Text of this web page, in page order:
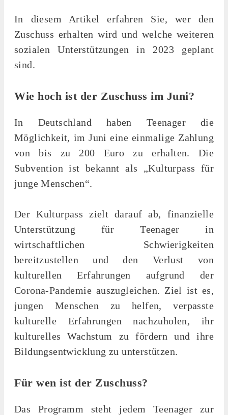
In diesem Artikel erfahren Sie, wer den
Zuschuss erhalten wird und welche weiteren
sozialen Unterstützungen in 2023 geplant
sind.
Wie hoch ist der Zuschuss im Juni?
In Deutschland haben Teenager die
Möglichkeit, im Juni eine einmalige Zahlung
von bis zu 200 Euro zu erhalten. Die
Subvention ist bekannt als „Kulturpass für
junge Menschen“.
Der Kulturpass zielt darauf ab, finanzielle
Unterstützung für Teenager in
wirtschaftlichen Schwierigkeiten
bereitzustellen und den Verlust von
kulturellen Erfahrungen aufgrund der
Corona-Pandemie auszugleichen. Ziel ist es,
jungen Menschen zu helfen, verpasste
kulturelle Erfahrungen nachzuholen, ihr
kulturelles Wachstum zu fördern und ihre
Bildungsentwicklung zu unterstützen.
Für wen ist der Zuschuss?
Das Programm steht jedem Teenager zur